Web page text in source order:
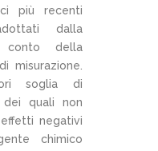
più recenti
dalla
conto della
misurazione.
soglia di
quali non
negativi
chimico